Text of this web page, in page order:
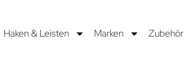
Haken & Leisten Marken Zubehör